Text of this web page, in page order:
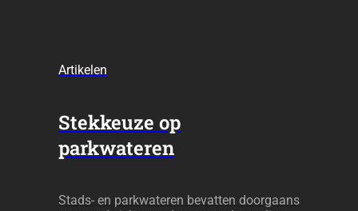
Artikelen
Stekkeuze op
parkwateren
Stads- en parkwateren bevatten doorgaans